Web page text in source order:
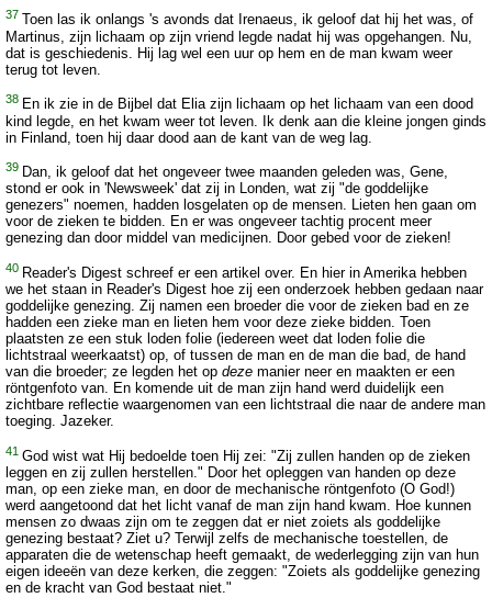
37
Toen las ik onlangs 's avonds dat Irenaeus, ik geloof dat hij het was, of
Martinus, zijn lichaam op zijn vriend legde nadat hij was opgehangen. Nu,
dat is geschiedenis. Hij lag wel een uur op hem en de man kwam weer
terug tot leven.
38 En ik zie in de Bijbel dat Elia zijn lichaam op het lichaam van een dood
kind legde, en het kwam weer tot leven. Ik denk aan die kleine jongen ginds
in Finland, toen hij daar dood aan de kant van de weg lag.
39 Dan, ik geloof dat het ongeveer twee maanden geleden was, Gene,
stond er ook in 'Newsweek' dat zij in Londen, wat zij "de goddelijke
genezers" noemen, hadden losgelaten op de mensen. Lieten hen gaan om
voor de zieken te bidden. En er was ongeveer tachtig procent meer
genezing dan door middel van medicijnen. Door gebed voor de zieken!
40 Reader's Digest schreef er een artikel over. En hier in Amerika hebben
we het staan in Reader's Digest hoe zij een onderzoek hebben gedaan naar
goddelijke genezing. Zij namen een broeder die voor de zieken bad en ze
hadden een zieke man en lieten hem voor deze zieke bidden. Toen
plaatsten ze een stuk loden folie (iedereen weet dat loden folie die
lichtstraal weerkaatst) op, of tussen de man en de man die bad, de hand
van die broeder; ze legden het op deze manier neer en maakten er een
röntgenfoto van. En komende uit de man zijn hand werd duidelijk een
zichtbare reflectie waargenomen van een lichtstraal die naar de andere man
toeging. Jazeker.
41 God wist wat Hij bedoelde toen Hij zei: "Zij zullen handen op de zieken
leggen en zij zullen herstellen." Door het opleggen van handen op deze
man, op een zieke man, en door de mechanische röntgenfoto (O God!)
werd aangetoond dat het licht vanaf de man zijn hand kwam. Hoe kunnen
mensen zo dwaas zijn om te zeggen dat er niet zoiets als goddelijke
genezing bestaat? Ziet u? Terwijl zelfs de mechanische toestellen, de
apparaten die de wetenschap heeft gemaakt, de wederlegging zijn van hun
eigen ideeën van deze kerken, die zeggen: "Zoiets als goddelijke genezing
en de kracht van God bestaat niet."